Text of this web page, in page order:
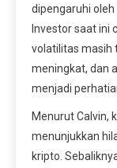
dipengaruhi
Investor saat ini
volatilitas masih
meningkat, dan
menjadi
Menurut Calvin,
menunjukkan
kripto.